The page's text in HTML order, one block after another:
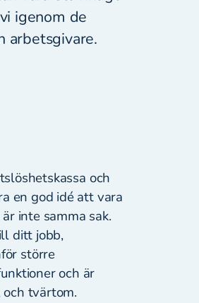
igenom de
arbetsgivare.
och
en god idé att vara
inte samma sak.
ditt jobb,
större
och är
tvärtom.